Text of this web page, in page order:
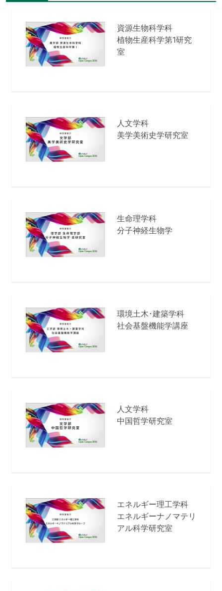
資源生物科学科
植物生産科学第1研究
室
人文学科
美学美術史学研究室
生命理学科
分子神経生物学
環境土木･建築学科
社会基盤機能学講座
人文学科
中国哲学研究室
エネルギー理工学科
エネルギーナノマテリ
アル科学研究室